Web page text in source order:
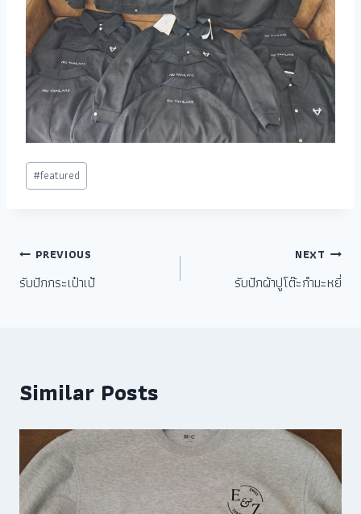
#featured
PREVIOUS
รับปักกระเป๋าเป้
NEXT
รับปักผ้าปูโต๊ะกำมะหยี่
Similar Posts